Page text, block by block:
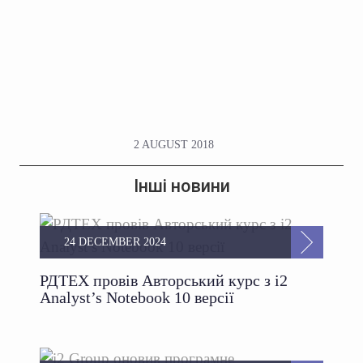
2 AUGUST 2018
Інші новини
РДТЕХ провів Авторський курс з i2
Analyst’s Notebook 10 версії
24 DECEMBER 2024